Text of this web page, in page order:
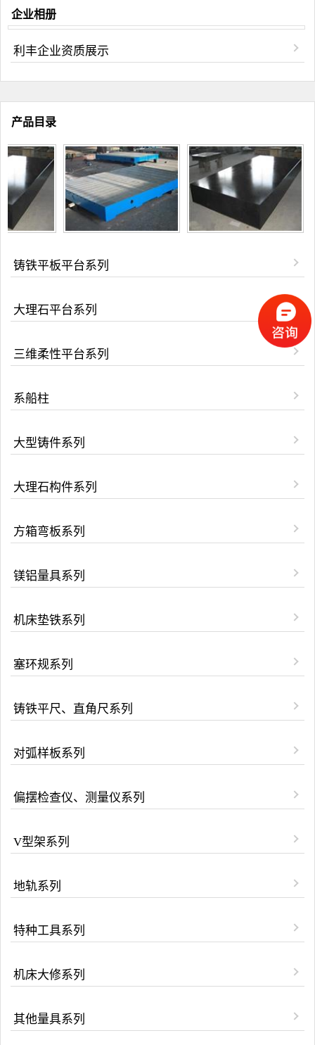
企业相册
利丰企业资质展示
产品目录
铸铁平板平台系列
大理石平台系列
三维柔性平台系列
系船柱
大型铸件系列
大理石构件系列
方箱弯板系列
镁铝量具系列
机床垫铁系列
塞环规系列
铸铁平尺、直角尺系列
对弧样板系列
偏摆检查仪、测量仪系列
V型架系列
地轨系列
特种工具系列
机床大修系列
其他量具系列